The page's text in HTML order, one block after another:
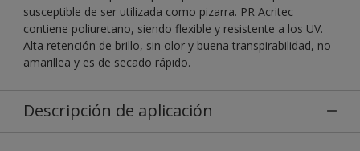
susceptible de ser utilizada como pizarra. PR Acritec
contiene poliuretano, siendo flexible y resistente a los UV.
Alta retención de brillo, sin olor y buena transpirabilidad, no
amarillea y es de secado rápido.
Descripción de aplicación